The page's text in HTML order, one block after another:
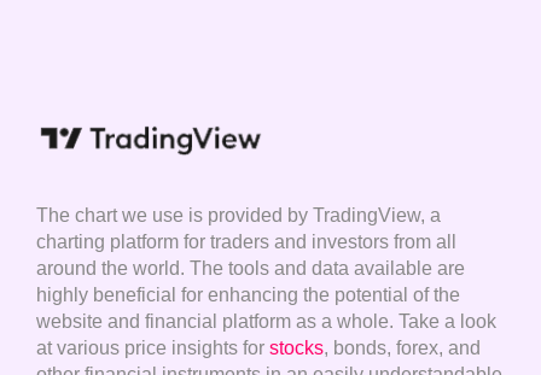
The chart we use is provided by TradingView, a
charting platform for traders and investors from all
around the world. The tools and data available are
highly beneficial for enhancing the potential of the
website and financial platform as a whole. Take a look
at various price insights for stocks, bonds, forex, and